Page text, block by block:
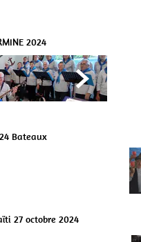
2024

Bateaux
27 octobre 2024